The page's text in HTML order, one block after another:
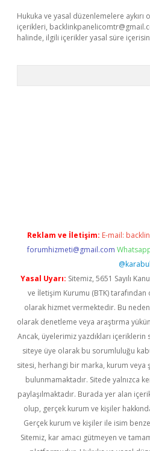
Hukuka ve yasal düzenlemelere
içerikleri,
halinde, ilgili içerikler yasal süre
Reklam ve İletişim: E-mail:
forumhizmeti@gmail.com
@karabul
Yasal Uyarı: Sitemiz, 5651 Sayılı
ve İletişim Kurumu (BTK) tarafından
olarak hizmet vermektedir. Bu
olarak denetleme veya araştırma
Ancak, üyelerimiz yazdıkları
siteye üye olarak bu sorumluluğu
sitesi, herhangi bir marka, kurum veya
bulunmamaktadır. Sitede yalnızca
paylaşılmaktadır. Burada yer alan
olup, gerçek kurum ve kişiler
Gerçek kurum ve kişiler ile isim
Sitemiz, kar amacı gütmeyen ve